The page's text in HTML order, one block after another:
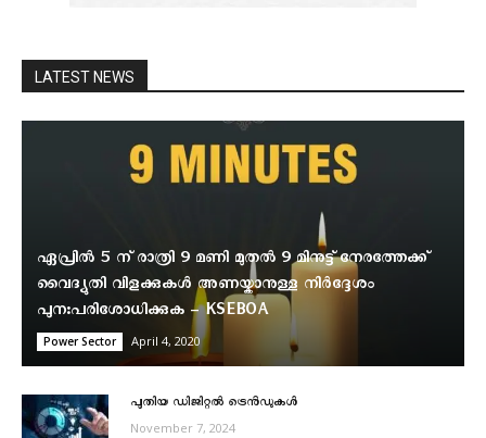
LATEST NEWS
ഏപ്രിൽ 5 ന് രാത്രി 9 മണി മുതൽ 9 മിനുട്ട് നേരത്തേക്ക്
വൈദ്യുതി വിളക്കുകൾ അണയ്കാനുള്ള നിർദ്ദേശം
പുന:പരിശോധിക്കുക – KSEBOA
Power Sector April 4, 2020
പുതിയ ഡിജിറ്റൽ ട്രെൻഡുകൾ
November 7, 2024